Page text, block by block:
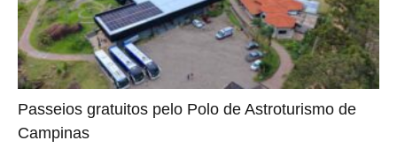
Passeios gratuitos pelo Polo de Astroturismo de
Campinas